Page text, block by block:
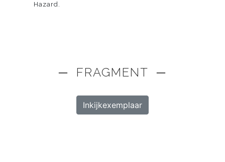
Hazard.
─ FRAGMENT ─
Inkijkexemplaar